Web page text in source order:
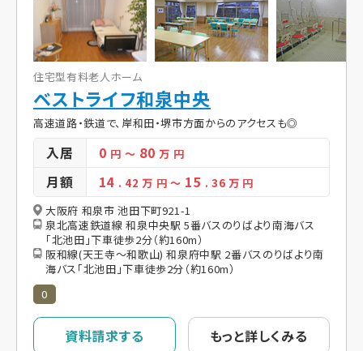
住宅型有料老人ホーム
ベストライフ和泉中央
高速道路・鉄道で、岸和田・堺市方面からのアクセスも◎
入居 0 円 ～ 80万 円
月額 14 . 42万 円 ～ 15 . 36 万 円
大阪府 和泉市 池田下町921-1
泉北高速鉄道線 和泉中央駅 5番バスのりばより南海バス
「北池田」下車徒歩2分（約160m）
阪和線(天王寺～和歌山) 和泉府中駅 2番バスのりばより南
海バス「北池田」下車徒歩2分（約160m）
0
資料請求する もっと詳しくみる